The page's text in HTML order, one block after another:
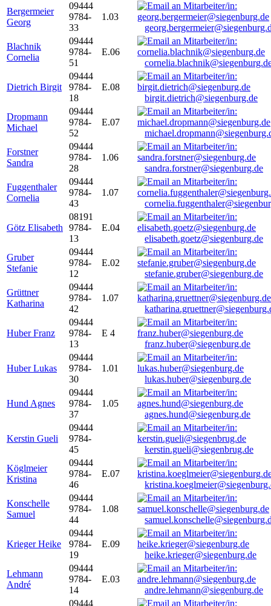
Bergermeier
Georg
09444
9784-
33
1.03
Blachnik
Cornelia
09444
9784-
51
E.06
Dietrich Birgit
09444
9784-
18
E.08
birgit.dietrich@siegenburg.de
Dropmann
Michael
09444
9784-
52
E.07
Forstner
Sandra
09444
9784-
28
1.06
sandra.forstner@siegenburg.de
Fuggenthaler
Cornelia
09444
9784-
43
1.07
Götz Elisabeth
08191
9784-
13
E.04
elisabeth.goetz@siegenburg.de
Gruber
Stefanie
09444
9784-
12
E.02
stefanie.gruber@siegenburg.de
Grüttner
Katharina
09444
9784-
42
1.07
Huber Franz
09444
9784-
13
E 4
franz.huber@siegenburg.de
Huber Lukas
09444
9784-
30
1.01
lukas.huber@siegenburg.de
Hund Agnes
09444
9784-
37
1.05
agnes.hund@siegenburg.de
Kerstin Gueli
09444
9784-
45
kerstin.gueli@siegenbrug.de
Köglmeier
Kristina
09444
9784-
46
E.07
Konschelle
Samuel
09444
9784-
44
1.08
Krieger Heike
09444
9784-
19
E.09
heike.krieger@siegenburg.de
Lehmann
André
09444
9784-
14
E.03
andre.lehmann@siegenburg.de
09444